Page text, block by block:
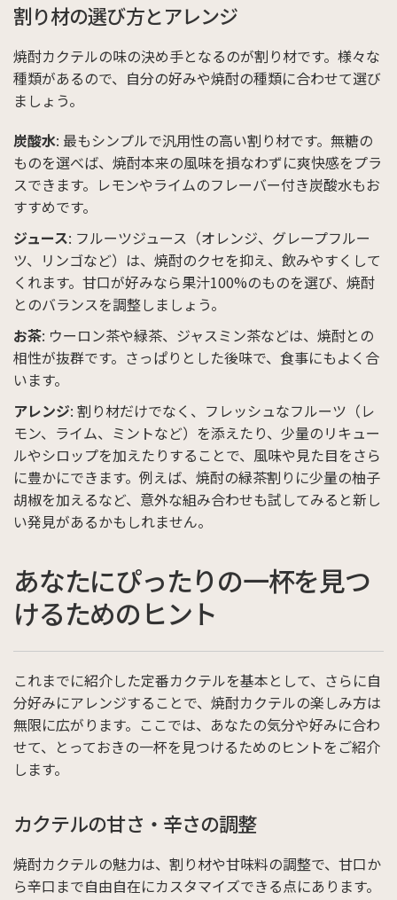
割り材の選び方とアレンジ
焼酎カクテルの味の決め手となるのが割り材です。様々な
種類があるので、自分の好みや焼酎の種類に合わせて選び
ましょう。
炭酸水: 最もシンプルで汎用性の高い割り材です。無糖の
ものを選べば、焼酎本来の風味を損なわずに爽快感をプラ
スできます。レモンやライムのフレーバー付き炭酸水もお
すすめです。
ジュース: フルーツジュース（オレンジ、グレープフルー
ツ、リンゴなど）は、焼酎のクセを抑え、飲みやすくして
くれます。甘口が好みなら果汁100%のものを選び、焼酎
とのバランスを調整しましょう。
お茶: ウーロン茶や緑茶、ジャスミン茶などは、焼酎との
相性が抜群です。さっぱりとした後味で、食事にもよく合
います。
アレンジ: 割り材だけでなく、フレッシュなフルーツ（レ
モン、ライム、ミントなど）を添えたり、少量のリキュー
ルやシロップを加えたりすることで、風味や見た目をさら
に豊かにできます。例えば、焼酎の緑茶割りに少量の柚子
胡椒を加えるなど、意外な組み合わせも試してみると新し
い発見があるかもしれません。
あなたにぴったりの一杯を見つ
けるためのヒント
これまでに紹介した定番カクテルを基本として、さらに自
分好みにアレンジすることで、焼酎カクテルの楽しみ方は
無限に広がります。ここでは、あなたの気分や好みに合わ
せて、とっておきの一杯を見つけるためのヒントをご紹介
します。
カクテルの甘さ・辛さの調整
焼酎カクテルの魅力は、割り材や甘味料の調整で、甘口か
ら辛口まで自由自在にカスタマイズできる点にあります。